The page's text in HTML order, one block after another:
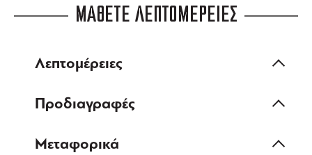
ΜΑΘΕΤΕ ΛΕΠΤΟΜΕΡΕΙΕΣ
Λεπτομέρειες
Προδιαγραφές
Μεταφορικά